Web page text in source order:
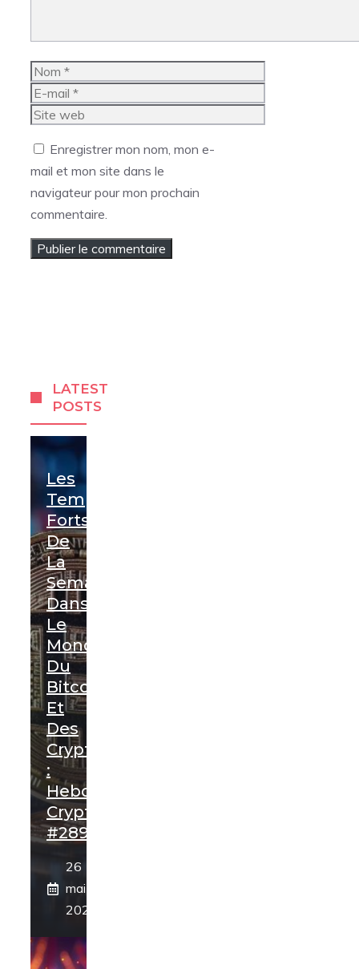
Nom
E-
mail
Site
Enregistrer mon nom, mon e-
mail et mon site dans le
navigateur pour mon prochain
commentaire.
LATEST
POSTS
Les
Temps
Forts
De
La
Semaine
Dans
Le
Monde
Du
Bitcoin
Et
Des
Cryptomonnaies
:
Hebdo
Crypto
#289
26
mai
2024